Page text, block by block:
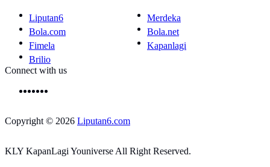
Liputan6
Merdeka
Bola.com
Bola.net
Fimela
Kapanlagi
Brilio
Connect with us
Copyright © 2026 Liputan6.com
KLY KapanLagi Youniverse All Right Reserved.